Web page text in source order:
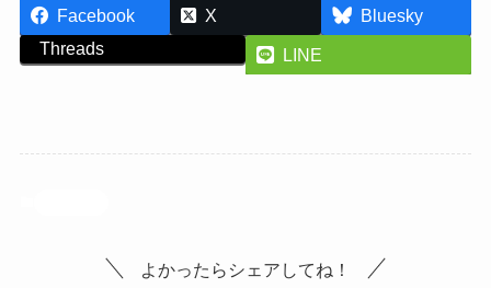
Facebook X
Bluesky
Threads
LINE
よかったらシェアしてね！